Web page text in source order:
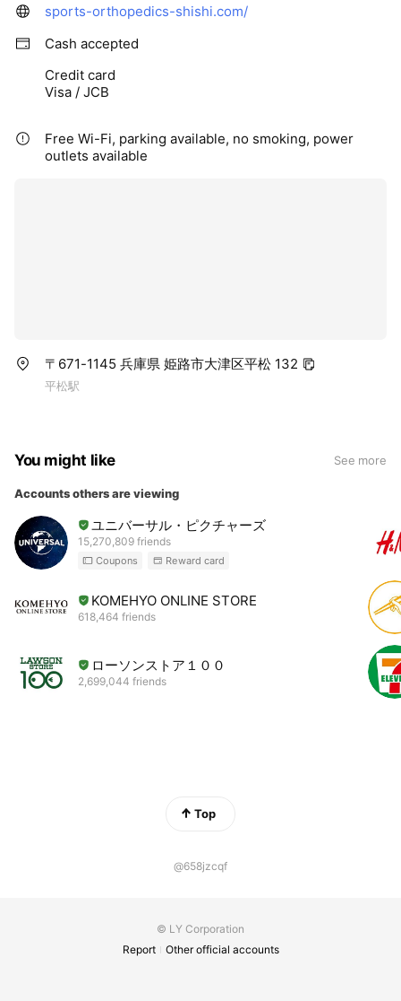
sports-orthopedics-shishi.com/
Cash accepted
Credit card
Visa / JCB
Free Wi-Fi, parking available, no smoking, power
outlets available
〒671-1145 兵庫県 姫路市大津区平松 132
平松駅
You might like See more
Accounts others are viewing
ユニバーサル・ピクチャーズ
15,270,809 friends
Coupons Reward card
KOMEHYO ONLINE STORE
618,464 friends
ローソンストア１００
2,699,044 friends
Top
@658jzcqf
© LY Corporation
Report
Other official accounts